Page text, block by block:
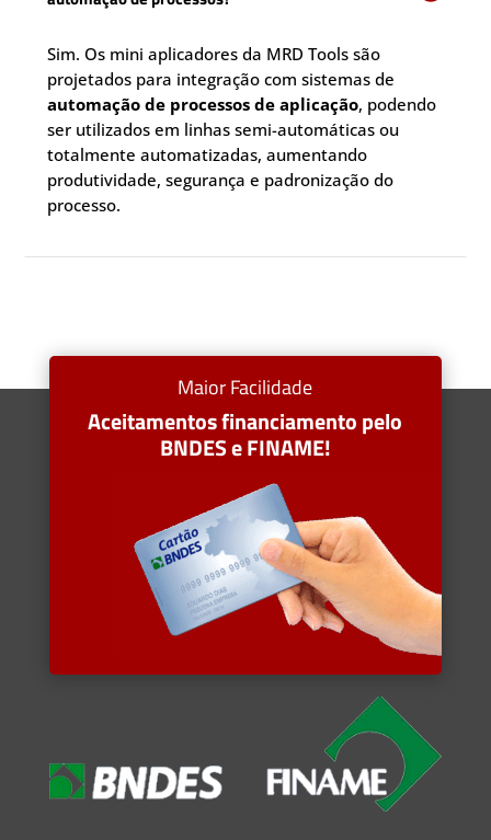
Sim. Os mini aplicadores da MRD Tools são
projetados para integração com sistemas de
automação de processos de aplicação, podendo
ser utilizados em linhas semi-automáticas ou
totalmente automatizadas, aumentando
produtividade, segurança e padronização do
processo.
Maior Facilidade
Aceitamentos financiamento pelo
BNDES e FINAME!